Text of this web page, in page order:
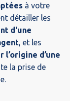
à votre
détailler les
d'une
, et les
l’origine d’une
la prise de